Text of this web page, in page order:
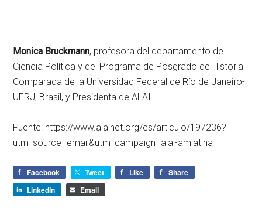
Monica Bruckmann, profesora del departamento de
Ciencia Política y del Programa de Posgrado de Historia
Comparada de la Universidad Federal de Río de Janeiro-
UFRJ, Brasil, y Presidenta de ALAI
Fuente: https://www.alainet.org/es/articulo/197236?
utm_source=email&utm_campaign=alai-amlatina
Facebook Tweet Like
Share
LinkedIn
Email